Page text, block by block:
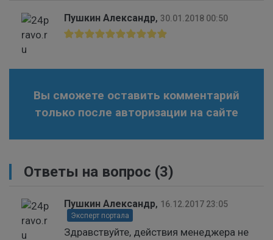
Пушкин Александр, 30.01.2018 00:50
Вы сможете оставить комментарий
только после авторизации на сайте
Ответы на вопрос (3)
Пушкин Александр, 16.12.2017 23:05
Эксперт портала
Здравствуйте, действия менеджера не